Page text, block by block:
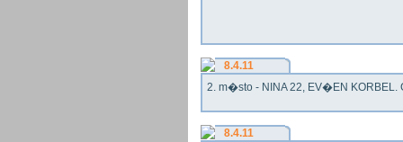
8.4.11
2. m�sto - NINA 22, EV�EN KORBEL.
8.4.11